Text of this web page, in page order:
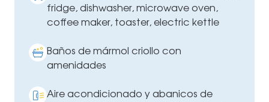
fridge, dishwasher, microwave oven,
coffee maker, toaster, electric kettle
Baños de mármol criollo con
amenidades
Aire acondicionado y abanicos de